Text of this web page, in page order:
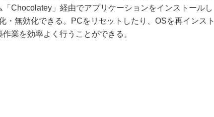
Chocolatey」経由でアプリケーションをインストールし
・無効化できる。PCをリセットしたり、OSを再インスト
業を効率よく行うことができる。